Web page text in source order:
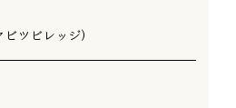
ツビレッジ）